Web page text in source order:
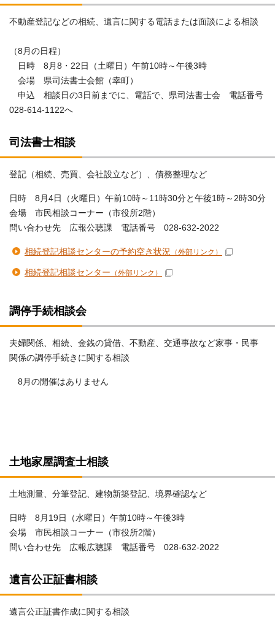
不動産登記などの相続、遺言に関する電話または面談による相談
（8月の日程）
日時 8月8・22日（土曜日）午前10時～午後3時
会場 県司法書士会館（幸町）
申込 相談日の3日前までに、電話で、県司法書士会 電話番号
028-614-1122へ
司法書士相談
登記（相続、売買、会社設立など）、債務整理など
日時 8月4日（火曜日）午前10時～11時30分と午後1時～2時30分
会場 市民相談コーナー（市役所2階）
問い合わせ先 広報公聴課 電話番号 028-632-2022
相続登記相談センターの予約空き状況 （外部リンク）
相続登記相談センター （外部リンク）
調停手続相談会
夫婦関係、相続、金銭の貸借、不動産、交通事故など家事・民事
関係の調停手続きに関する相談
8月の開催はありません
土地家屋調査士相談
土地測量、分筆登記、建物新築登記、境界確認など
日時 8月19日（水曜日）午前10時～午後3時
会場 市民相談コーナー（市役所2階）
問い合わせ先 広報広聴課 電話番号 028‐632‐2022
遺言公正証書相談
遺言公正証書作成に関する相談